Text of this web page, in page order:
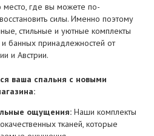
место, где вы можете по-
силы. Именно поэтому
стильные и уютные комплекты
и банных принадлежностей от
и Австрии.
ваша спальня с новыми
ощущения: Наши комплекты
тканей, которые